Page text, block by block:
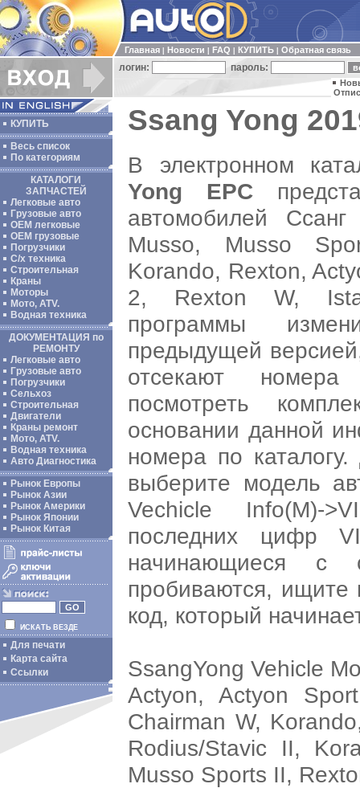
Главная Новости FAQ КУПИТЬ Обратная связь
логин: пароль:
КУПИТЬ
Весь список
По категориям
КАТАЛОГИ
ЗАПЧАСТЕЙ
Легковые авто
Грузовые авто
ОЕМ легковые
OEM грузовые
Погрузчики
С/х техника
Строительная
Краны
Моторы
Мото, ATV.
Водная техника
ДОКУМЕНТАЦИЯ по
РЕМОНТУ
Легковые авто
Грузовые авто
Погрузчики
Сельхоз
Строительная
Двигатели
Краны ремонт
Мото, ATV.
Водная техника
Авто Диагностика
Рынок Европы
Рынок Азии
Рынок Америки
Рынок Японии
Рынок Китая
ИСКАТЬ ВЕЗДЕ
Для печати
Карта сайта
Ссылки
Ssang Yong
В электронном
Yong EPC
автомобилей
Musso, Musso
Korando, Rexton,
2, Rexton W,
программы
предыдущей
отсекают
посмотреть
основании данной
номера по
выберите модель
Vechicle Info(M)-
последних цифр
начинающиеся
пробиваются, ищите
код, который
SsangYong Vehicle
Actyon, Actyon
Chairman W,
Rodius/Stavic II,
Musso Sports II,